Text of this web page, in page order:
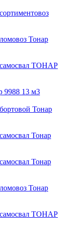
Тонар
самосвал ТОНАР
9988 13 м3
Тонар
Тонар
Тонар
Тонар
самосвал ТОНАР